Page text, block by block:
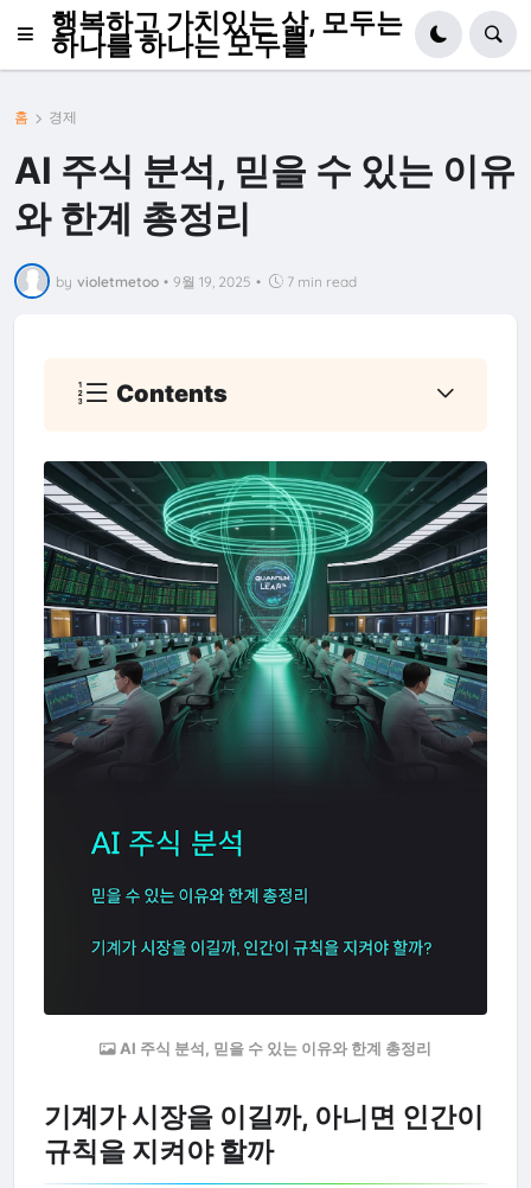
행복하고 가치있는 삶, 모두는
하나를 하나는 모두를
홈 경제
AI 주식 분석, 믿을 수 있는 이유
와 한계 총정리
by violetmetoo • 9월 19, 2025 • 7 min read
Contents
AI 주식 분석, 믿을 수 있는 이유와 한계 총정리
기계가 시장을 이길까, 아니면 인간이
규칙을 지켜야 할까